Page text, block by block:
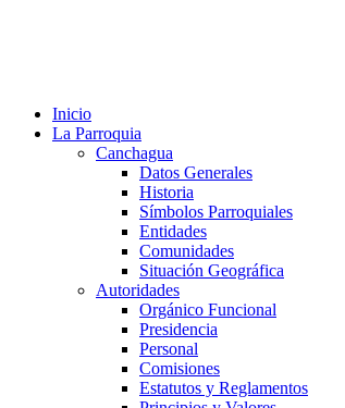
Inicio
La Parroquia
Canchagua
Datos Generales
Historia
Símbolos Parroquiales
Entidades
Comunidades
Situación Geográfica
Autoridades
Orgánico Funcional
Presidencia
Personal
Comisiones
Estatutos y Reglamentos